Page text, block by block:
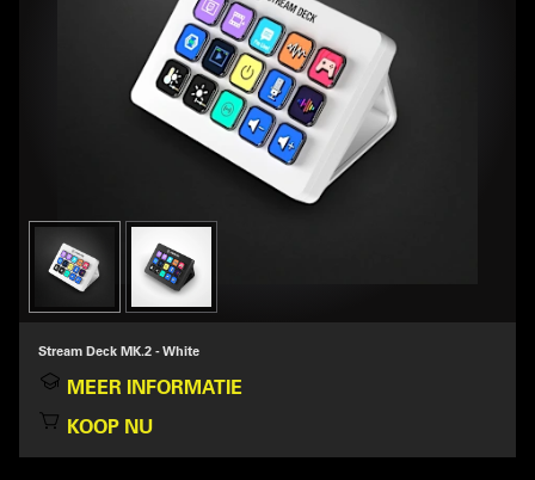
Stream Deck MK.2 - White
MEER INFORMATIE
KOOP NU